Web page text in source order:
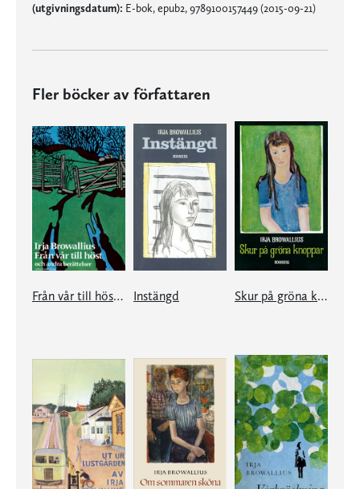
(utgivningsdatum): E-bok, epub2, 9789100157449 (2015-09-21)
Fler böcker av författaren
Från vår till höst och andra berättelser Instängd Skur på gröna knoppar